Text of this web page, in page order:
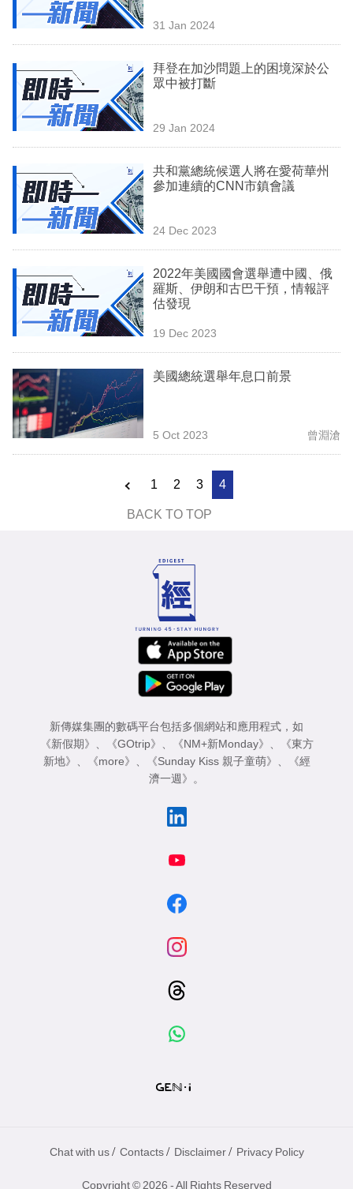
事
訂
閱
31 Jan 2024
拜登在加沙問題上的困境深於公
眾中被打斷
29 Jan 2024
共和黨總統候選人將在愛荷華州
參加連續的CNN市鎮會議
24 Dec 2023
2022年美國國會選舉遭中國、俄
羅斯、伊朗和古巴干預，情報評
估發現
19 Dec 2023
美國總統選舉年息口前景
5 Oct 2023 曾淵滄
1 2 3 4
BACK TO TOP
新傳媒集團的數碼平台包括多個網站和應用程式，如
《新假期》 、 《GOtrip》 、 《NM+新Monday》 、
《東方
新地》 、 《more》 、 《Sunday Kiss 親子童萌》 、
《經
濟一週》 。
Chat with us / Contacts / Disclaimer / Privacy Policy
Copyright © 2026 - All Rights Reserved